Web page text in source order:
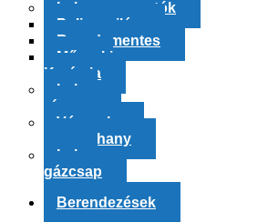
Labormosogatók
Polipropilén
Rozsdamentes
Műszaki
Kerámia
Labor
vízcsap
Vészzuhany,
szemzuhany
Labor
gázcsap
Berendezések